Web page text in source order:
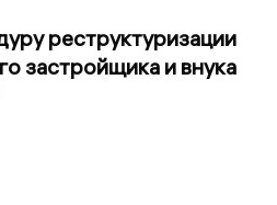
реструктуризации
застройщика и внука